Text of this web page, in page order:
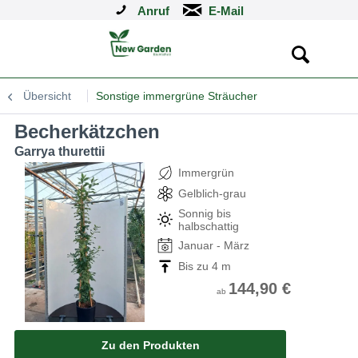
Anruf
Übersicht Sonstige immergrüne Sträucher
Becherkätzchen
Garrya thurettii
Immergrün
Gelblich-grau
Sonnig bis
halbschattig
Januar - März
Bis zu 4 m
ab 144,90 €
Zu den Produkten